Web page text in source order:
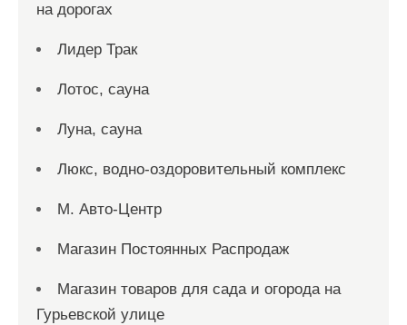
на дорогах
Лидер Трак
Лотос, сауна
Луна, сауна
Люкс, водно-оздоровительный комплекс
М. Авто-Центр
Магазин Постоянных Распродаж
Магазин товаров для сада и огорода на
Гурьевской улице